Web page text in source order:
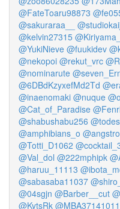
@FateToaru98873
@sakuraraa__
@kelvin27315
@YukiNieve @fuukidev
@nekopoi @rekut_vrc
@nominarute
@6DBdKzyxefMd2Td
@inaenomaki @nuque
@Cat_of_Paradise
@shabushabu256
@amphibians_o
@Totti_D1062
@Val_dol @222mphipk
@haruu_11113
@sabasaba11037
@04sgjn @Barber__cut
@KytsRk @MBA37141011